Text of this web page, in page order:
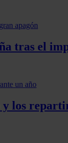
tras el
los